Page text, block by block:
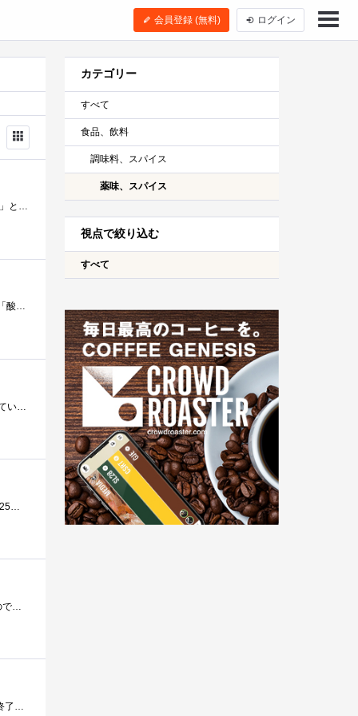
会員登録 (無料) ログイン
京都の老舗「一休堂」の山椒です。 内容量は、たったの「8g」です。 国産の最高級の原材料を使用しており、「ピリッ」と辛く爽やかな香...
ピザーラで使って居るシーズニングスパイスとクラッシュドレッドペッパーです。「タ●●コ」では、ビザの味が変わって「酸っぱく」なってし...
ラードたっぷり豚骨ラーメン そりゃ美味しいですよ。 でもインスタント麺の液体スープを見ていると 常温では固まっているラード 熱湯で�...
白米の値上がりを伝えるニュースと共に、カレー物価指数という言葉を聞くようになりました。 ある報道によりますと 2025年4月のカレーライス�...
最近のわさび、正直どれも出来が良いので店とかで出てきても本物かどうかが分からないんですが。今はこれが一押しなのでレビューしておきま�...
普段は業務スーパーで 100グラム入の乾燥ローレルを買い求めるのですが 私が利用している店舗では どうやら扱いが終了していたようです。�...
カテゴリー
すべて
食品、飲料
調味料、スパイス
薬味、スパイス
視点で絞り込む
すべて